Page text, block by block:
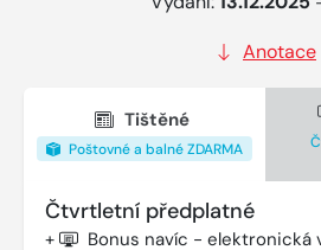
Anotace
Tištěné
Poštovné a balné ZDARMA
Čtvrtletní předplatné
+ Bonus navíc - elektronická